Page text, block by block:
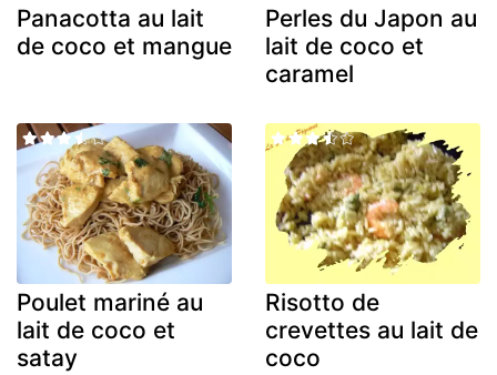
Panacotta au lait
de coco et mangue
Perles du Japon au
lait de coco et
caramel
Poulet mariné au
lait de coco et
satay
Risotto de
crevettes au lait de
coco